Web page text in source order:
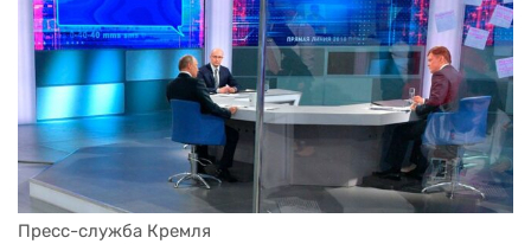
Пресс-служба Кремля